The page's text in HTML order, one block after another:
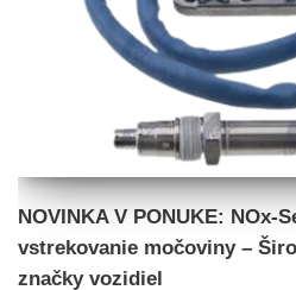
NOVINKA V PONUKE: NOx-
vstrekovanie močoviny –
značky vozidiel